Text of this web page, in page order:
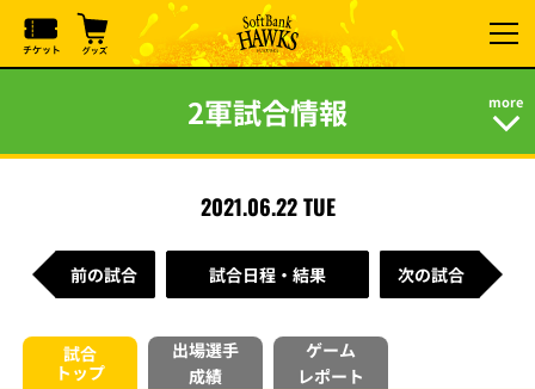
2軍試合情報
2021.06.22 TUE
前の試合 試合日程・結果 次の試合
試合
トップ
出場選手
成績
ゲーム
レポート